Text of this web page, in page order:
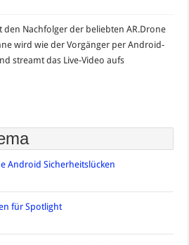
Nachfolger der beliebten AR.Drone
wird wie der Vorgänger per Android-
streamt das Live-Video aufs
Android Sicherheitslücken
für Spotlight